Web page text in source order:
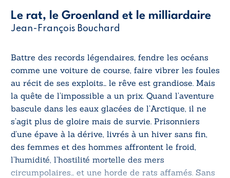
Le rat, le Groenland et le milliardaire
Jean-François Bouchard
Battre des records légendaires, fendre les océans
comme une voiture de course, faire vibrer les foules
au récit de ses exploits… le rêve est grandiose. Mais
la quête de l’impossible a un prix. Quand l’aventure
bascule dans les eaux glacées de l’Arctique, il ne
s’agit plus de gloire mais de survie. Prisonniers
d’une épave à la dérive, livrés à un hiver sans fin,
des femmes et des hommes affrontent le froid,
l’humidité, l’hostilité mortelle des mers
circumpolaires… et une horde de rats affamés. Sans